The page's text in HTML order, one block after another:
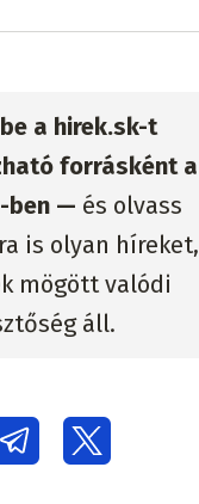
a hirek.sk-t
forrásként a
ben — és olvass
is olyan híreket,
mögött valódi
áll.